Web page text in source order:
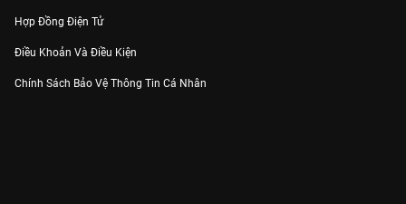
Hợp Đồng Điện Tử
Điều Khoản Và Điều Kiện
Chính Sách Bảo Vệ Thông Tin Cá Nhân